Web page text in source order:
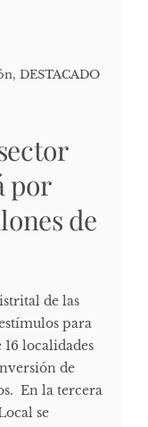
, DESTACADO
por
de
de las
para
localidades
de
En la tercera
se